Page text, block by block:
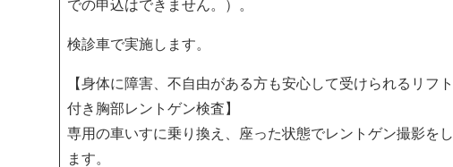
での申込はできません。）。
検診車で実施します。
【身体に障害、不自由がある方も安心して受けられるリフト
付き胸部レントゲン検査】
専用の車いすに乗り換え、座った状態でレントゲン撮影をし
ます。